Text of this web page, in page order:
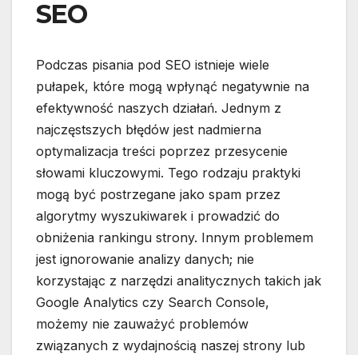
SEO
Podczas pisania pod SEO istnieje wiele
pułapek, które mogą wpłynąć negatywnie na
efektywność naszych działań. Jednym z
najczęstszych błędów jest nadmierna
optymalizacja treści poprzez przesycenie
słowami kluczowymi. Tego rodzaju praktyki
mogą być postrzegane jako spam przez
algorytmy wyszukiwarek i prowadzić do
obniżenia rankingu strony. Innym problemem
jest ignorowanie analizy danych; nie
korzystając z narzędzi analitycznych takich jak
Google Analytics czy Search Console,
możemy nie zauważyć problemów
związanych z wydajnością naszej strony lub